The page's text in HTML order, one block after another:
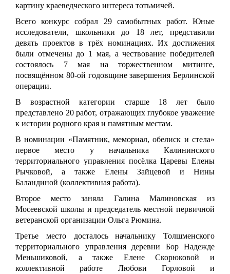
картину краеведческого интереса тотьмичей.
Всего конкурс собрал 29 самобытных работ. Юные
исследователи, школьники до 18 лет, представили
девять проектов в трёх номинациях. Их достижения
были отмечены до 1 мая, а чествование победителей
состоялось 7 мая на торжественном митинге,
посвящённом 80-ой годовщине завершения Берлинской
операции.
В возрастной категории старше 18 лет было
представлено 20 работ, отражающих глубокое уважение
к истории родного края и памятным местам.
В номинации «Памятник, мемориал, обелиск и стела»
первое место у начальника Калининского
территориального управления посёлка Царевы Елены
Рычковой, а также Елены Зайцевой и Нины
Баландиной (коллективная работа).
Второе место заняла Галина Малиновская из
Мосеевской школы и председатель местной первичной
ветеранской организации Ольга Рюмина.
Третье место досталось
начальнику Толшменского
территориального управления деревни Бор Надежде
Меньшиковой, а также Елене Скорюковой и
коллективной работе Любови Горловой и